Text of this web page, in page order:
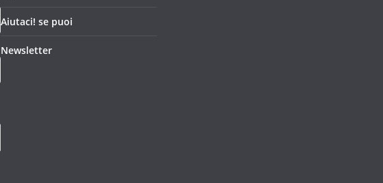
Aiutaci! se puoi
Newsletter